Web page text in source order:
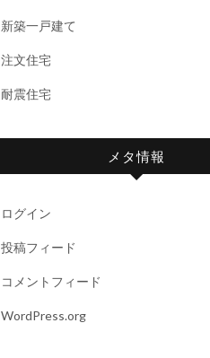
新築一戸建て
注文住宅
耐震住宅
メタ情報
ログイン
投稿フィード
コメントフィード
WordPress.org